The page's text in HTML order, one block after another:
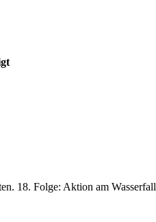
18. Folge: Aktion am Wasserfall